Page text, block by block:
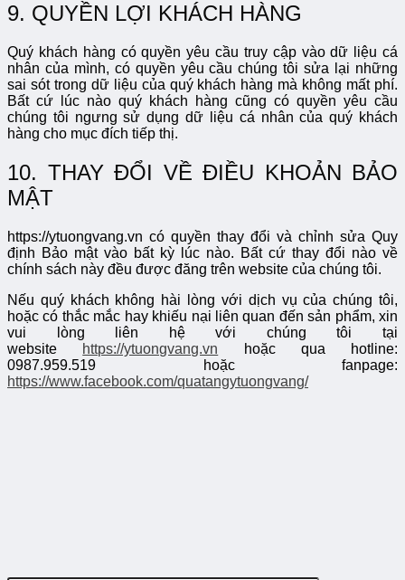
9. QUYỀN LỢI KHÁCH HÀNG
Quý khách hàng có quyền yêu cầu truy cập vào dữ liệu cá
nhân của mình, có quyền yêu cầu chúng tôi sửa lại những
sai sót trong dữ liệu của quý khách hàng mà không mất phí.
Bất cứ lúc nào quý khách hàng cũng có quyền yêu cầu
chúng tôi ngưng sử dụng dữ liệu cá nhân của quý khách
hàng cho mục đích tiếp thị.
10. THAY ĐỔI VỀ ĐIỀU KHOẢN BẢO
MẬT
https://ytuongvang.vn có quyền thay đổi và chỉnh sửa Quy
định Bảo mật vào bất kỳ lúc nào. Bất cứ thay đổi nào về
chính sách này đều được đăng trên website của chúng tôi.
Nếu quý khách không hài lòng với dịch vụ của chúng tôi,
hoặc có thắc mắc hay khiếu nại liên quan đến sản phẩm, xin
vui lòng liên hệ với chúng tôi tại
website
https://ytuongvang.vn hoặc qua hotline:
0987.959.519 hoặc fanpage:
https://www.facebook.com/quatangytuongvang/